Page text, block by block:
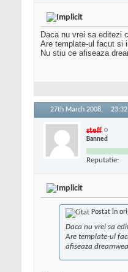
Daca nu vrei sa editezi
Are template-ul facut si
Nu stiu ce afiseaza
27th March 2008, 23:32
steff
Banned
Reputatie:
Postat în
Daca nu vrei sa
Are template-ul
afiseaza